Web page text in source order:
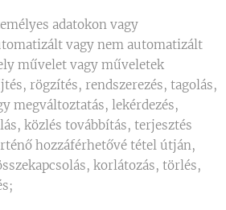
adatokon vagy
vagy nem automatizált
művelet vagy műveletek
rögzítés, rendszerezés, tagolás,
megváltoztatás, lekérdezés,
közlés továbbítás, terjesztés
hozzáférhetővé tétel útján,
korlátozás, törlés,